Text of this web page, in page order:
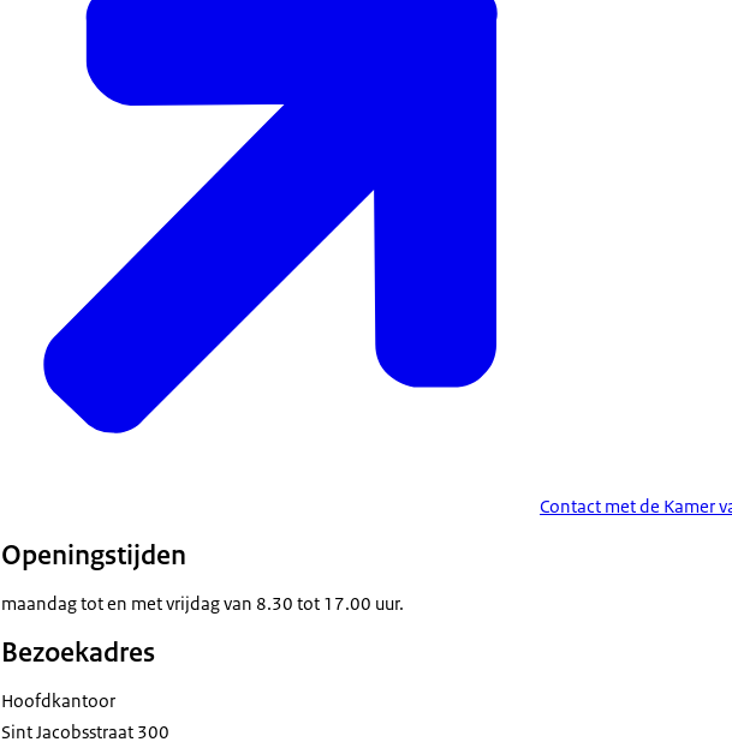
Contact met de Kamer
Openingstijden
maandag tot en met vrijdag van 8.30 tot 17.00 uur.
Bezoekadres
Hoofdkantoor
Sint Jacobsstraat 300